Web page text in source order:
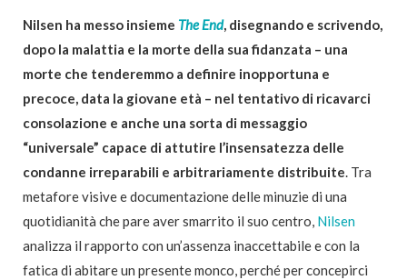
Nilsen ha messo insieme The End, disegnando e scrivendo,
dopo la malattia e la morte della sua fidanzata – una
morte che tenderemmo a definire inopportuna e
precoce, data la giovane età – nel tentativo di ricavarci
consolazione e anche una sorta di messaggio
“universale” capace di attutire l’insensatezza delle
condanne irreparabili e arbitrariamente distribuite. Tra
metafore visive e documentazione delle minuzie di una
quotidianità che pare aver smarrito il suo centro, Nilsen
analizza il rapporto con un’assenza inaccettabile e con la
fatica di abitare un presente monco, perché per concepirci